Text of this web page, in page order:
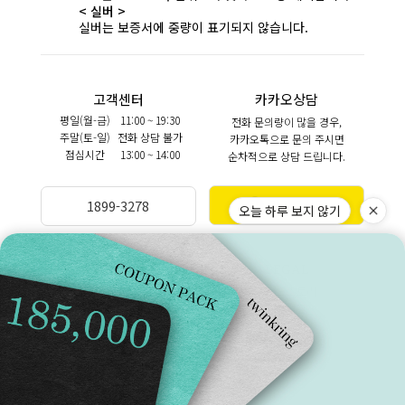
< 실버 >
실버는 보증서에 중량이 표기되지 않습니다.
고객센터
평일(월-금)
주말(토-일)
점심시간
11:00 ~ 19:30
전화 상담 불가
13:00 ~ 14:00
1899-3278
카카오상담
전화 문의량이 많을 경우,
카카오톡으로 문의 주시면
순차적으로 상담 드립니다.
카카오상담
BANKINFO
예금주 (주)트윈클링
국민 270901-04-208303
브랜드스토리
이용약관
이용안내
개인정보처리방침
오늘 하루 보지 않기